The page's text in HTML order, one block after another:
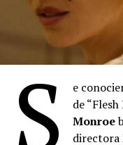
“Toy Story 5”:
mes con
película de
S
e
de
Monroe
directora